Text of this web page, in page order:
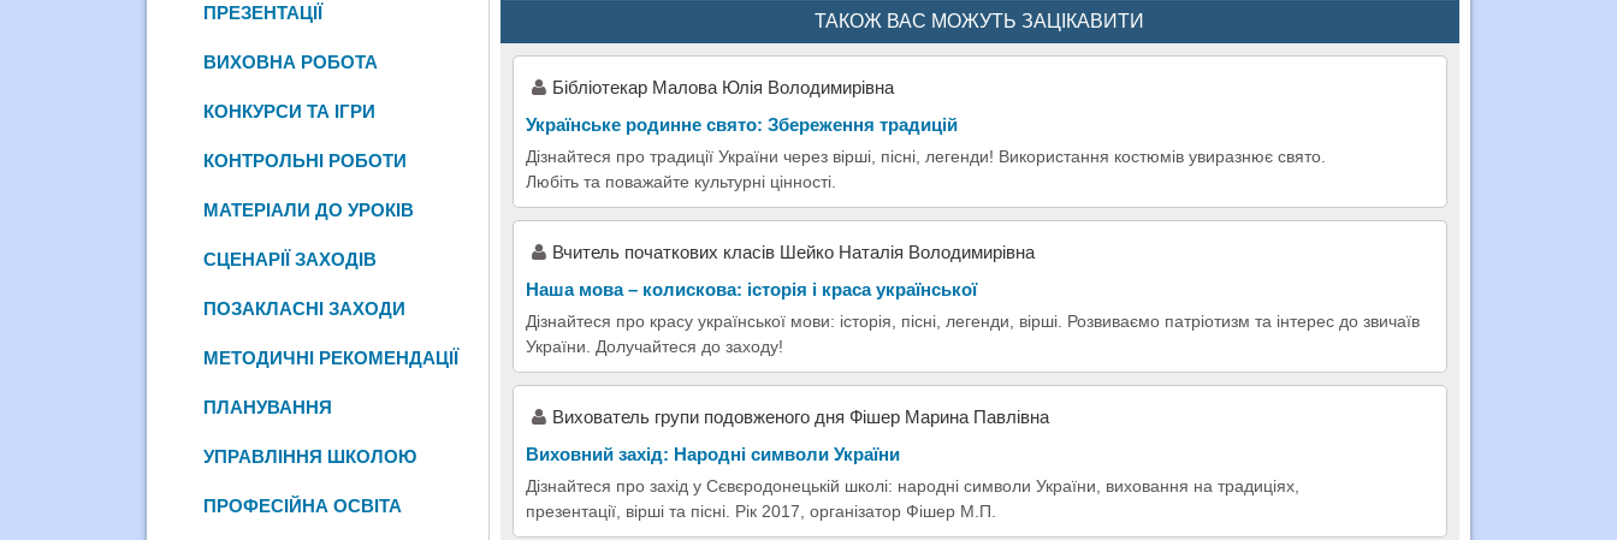
ТАКОЖ ВАС МОЖУТЬ ЗАЦІКАВИТИ
Бібліотекар Малова Юлія Володимирівна
Українське родинне свято: Збереження традицій
Дізнайтеся про традиції України через вірші, пісні, легенди! Використання костюмів увиразнює свято.
Любіть та поважайте культурні цінності.
Вчитель початкових класів Шейко Наталія Володимирівна
Наша мова – колискова: історія і краса української
Дізнайтеся про красу української мови: історія, пісні, легенди, вірші. Розвиваємо патріотизм та інтерес до звичаїв
України. Долучайтеся до заходу!
Вихователь групи подовженого дня Фішер Марина Павлівна
Виховний захід: Народні символи України
Дізнайтеся про захід у Сєвєродонецькій школі: народні символи України, виховання на традиціях,
презентації, вірші та пісні. Рік 2017, організатор Фішер М.П.
ПРЕЗЕНТАЦІЇ
ВИХОВНА РОБОТА
КОНКУРСИ ТА ІГРИ
КОНТРОЛЬНІ РОБОТИ
МАТЕРІАЛИ ДО УРОКІВ
СЦЕНАРІЇ ЗАХОДІВ
ПОЗАКЛАСНІ ЗАХОДИ
МЕТОДИЧНІ РЕКОМЕНДАЦІЇ
ПЛАНУВАННЯ
УПРАВЛІННЯ ШКОЛОЮ
ПРОФЕСІЙНА ОСВІТА